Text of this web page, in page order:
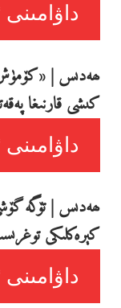
ھەدىس | «كۆمۈش
كىشى قارنىغا
ھەدىس | تۆگە
كېرەكلىكى